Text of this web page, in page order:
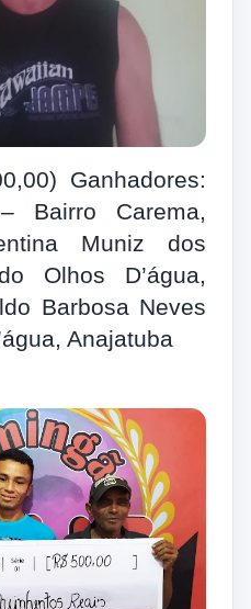
Ganhadores:
Bairro Carema,
Muniz dos
Olhos D’água,
Barbosa Neves
Anajatuba